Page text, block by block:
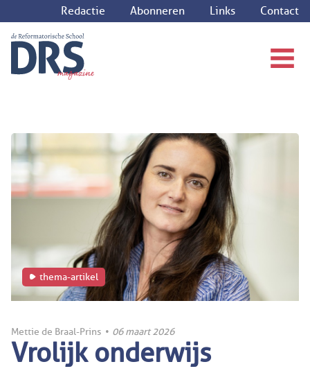
Redactie Abonneren Links Contact
thema-artikel
Mettie de Braal-Prins • 06 maart 2026
Vrolijk onderwijs